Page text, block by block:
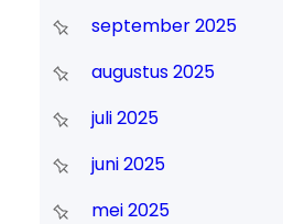
september 2025
augustus 2025
juli 2025
juni 2025
mei 2025